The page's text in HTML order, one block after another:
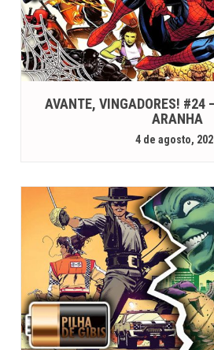
AVANTE, VINGADORES! #24
ARANHA
4 de agosto,